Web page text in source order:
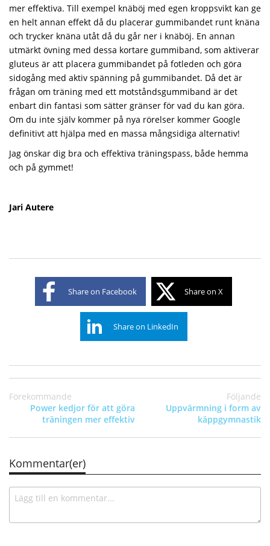
mer effektiva. Till exempel knäböj med egen kroppsvikt kan ge
en helt annan effekt då du placerar gummibandet runt knäna
och trycker knäna utåt då du går ner i knäböj. En annan
utmärkt övning med dessa kortare gummiband, som aktiverar
gluteus är att placera gummibandet på fotleden och göra
sidogång med aktiv spänning på gummibandet. Då det är
frågan om träning med ett motståndsgummiband är det
enbart din fantasi som sätter gränser för vad du kan göra.
Om du inte själv kommer på nya rörelser kommer Google
definitivt att hjälpa med en massa mångsidiga alternativ!
Jag önskar dig bra och effektiva träningspass, både hemma
och på gymmet!
Jari Autere
Share on Facebook Share on X
Share on LinkedIn
Förekommande
Power kedjor för att göra
träningen mer effektiv
Följande
Uppvärmning i form av
käppgymnastik
Kommentar(er)